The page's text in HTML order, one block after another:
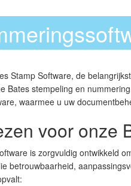
Stamp Software, de
Bates stempeling en
waarmee u uw
voor onze
is zorgvuldig ontwikkeld
betrouwbaarheid,